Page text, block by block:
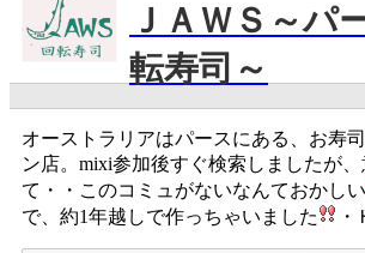
ＪＡＷＳ～パ
転寿司～
オーストラリアはパースにある、お寿
ン店。mixi参加後すぐ検索しましたが、
て・・このコミュがないなんておかしい
で、約1年越しで作っちゃいました